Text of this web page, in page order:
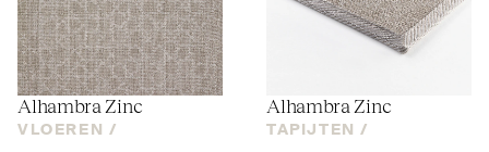
Alhambra Zinc
VLOEREN /
Alhambra Zinc
TAPIJTEN /